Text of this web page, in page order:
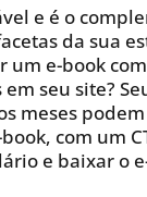
e é o
da sua
um e-book
seu site?
meses
com um
e baixar o